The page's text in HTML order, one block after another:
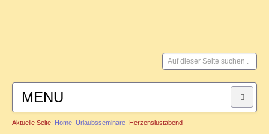
Suchen
...
MENU
HOME
Aktuelle Seite: Home Urlaubsseminare Herzenslustabend